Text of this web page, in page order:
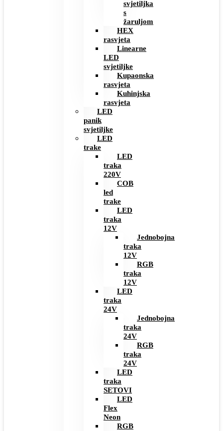
svjetiljka
s
žaruljom
HEX
rasvjeta
Linearne
LED
svjetiljke
Kupaonska
rasvjeta
Kuhinjska
rasvjeta
LED
panik
svjetiljke
LED
trake
LED
traka
220V
COB
led
trake
LED
traka
12V
Jednobojna
traka
12V
RGB
traka
12V
LED
traka
24V
Jednobojna
traka
24V
RGB
traka
24V
LED
traka
SETOVI
LED
Flex
Neon
RGB